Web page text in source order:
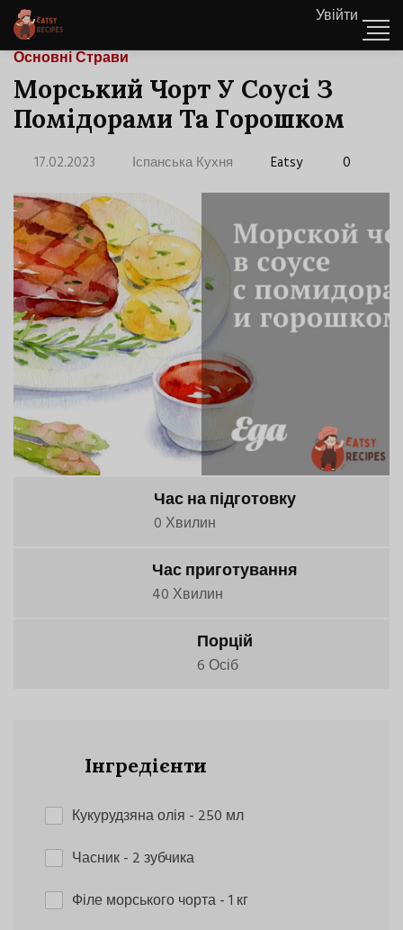
Увійти
Основні Страви
Морський Чорт У Соусі З
Помідорами Та Горошком
17.02.2023 Іспанська Кухня Eatsy 0
Час на підготовку
0 Хвилин
Час приготування
40 Хвилин
Порцій
6 Осіб
Інгредієнти
Кукурудзяна олія - 250 мл
Часник- 2 зубчика
Філе морського чорта- 1 кг